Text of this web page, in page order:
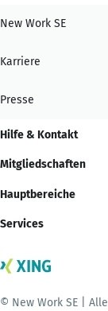
New Work SE
Karriere
Presse
Hilfe & Kontakt
Mitgliedschaften
Hauptbereiche
Services
© New Work SE |